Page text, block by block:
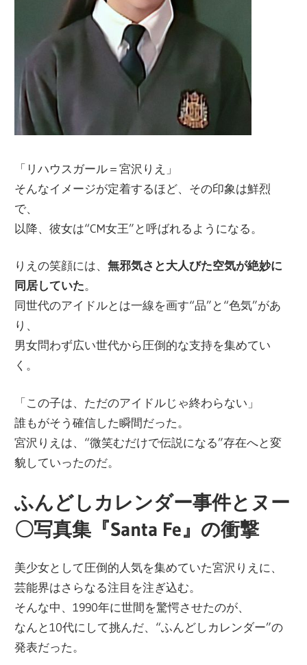
「リハウスガール＝宮沢りえ」
そんなイメージが定着するほど、その印象は鮮烈
で、
以降、彼女は“CM女王”と呼ばれるようになる。
りえの笑顔には、無邪気さと大人びた空気が絶妙に
同居していた。
同世代のアイドルとは一線を画す“品”と“色気”があ
り、
男女問わず広い世代から圧倒的な支持を集めてい
く。
「この子は、ただのアイドルじゃ終わらない」
誰もがそう確信した瞬間だった。
宮沢りえは、“微笑むだけで伝説になる”存在へと変
貌していったのだ。
ふんどしカレンダー事件とヌー
〇写真集『Santa Fe』の衝撃
美少女として圧倒的人気を集めていた宮沢りえに、
芸能界はさらなる注目を注ぎ込む。
そんな中、1990年に世間を驚愕させたのが、
なんと10代にして挑んだ、“ふんどしカレンダー”の
発表だった。